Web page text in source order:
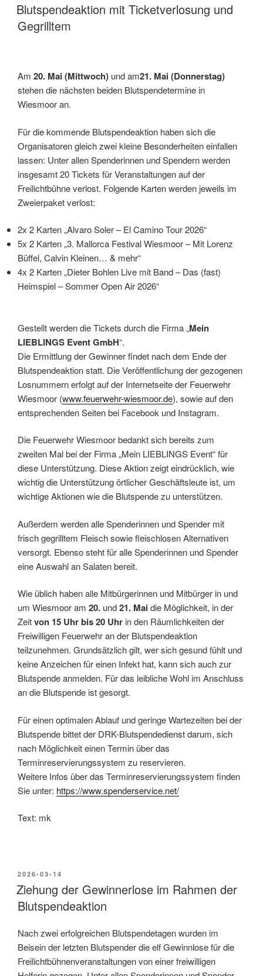
Blutspendeaktion mit Ticketverlosung und
Gegrilltem
Am 20. Mai (Mittwoch) und am21. Mai (Donnerstag)
stehen die nächsten beiden Blutspendetermine in
Wiesmoor an.
Für die kommende Blutspendeaktion haben sich die
Organisatoren gleich zwei kleine Besonderheiten einfallen
lassen: Unter allen Spenderinnen und Spendern werden
insgesamt 20 Tickets für Veranstaltungen auf der
Freilichtbühne verlost. Folgende Karten werden jeweils im
Zweierpaket verlost:
2x 2 Karten „Alvaro Soler – El Camino Tour 2026“
5x 2 Karten „3. Mallorca Festival Wiesmoor – Mit Lorenz
Büffel, Calvin Kleinen… & mehr“
4x 2 Karten „Dieter Bohlen Live mit Band – Das (fast)
Heimspiel – Sommer Open Air 2026“
Gestellt werden die Tickets durch die Firma „Mein
LIEBLINGS Event GmbH“.
Die Ermittlung der Gewinner findet nach dem Ende der
Blutspendeaktion statt. Die Veröffentlichung der gezogenen
Losnummern erfolgt auf der Internetseite der Feuerwehr
Wiesmoor (www.feuerwehr-wiesmoor.de), sowie auf den
entsprechenden Seiten bei Facebook und Instagram.
Die Feuerwehr Wiesmoor bedankt sich bereits zum
zweiten Mal bei der Firma „Mein LIEBLINGS Event“ für
diese Unterstützung. Diese Aktion zeigt eindrücklich, wie
wichtig die Unterstützung örtlicher Geschäftsleute ist, um
wichtige Aktionen wie die Blutspende zu unterstützen.
Außerdem werden alle Spenderinnen und Spender mit
frisch gegrilltem Fleisch sowie fleischlosen Alternativen
versorgt. Ebenso steht für alle Spenderinnen und Spender
eine Auswahl an Salaten bereit.
Wie üblich haben alle Mitbürgerinnen und Mitbürger in und
um Wiesmoor am 20. und21. Maidie Möglichkeit, in der
Zeitvon 15 Uhr bis 20 Uhr in den Räumlichkeiten der
Freiwilligen Feuerwehr an der Blutspendeaktion
teilzunehmen. Grundsätzlich gilt, wer sich gesund fühlt und
keine Anzeichen für einen Infekt hat, kann sich auch zur
Blutspende anmelden. Für das leibliche Wohl im Anschluss
an die Blutspende ist gesorgt.
Für einen optimalen Ablauf und geringe Wartezeiten bei der
Blutspende bittet der DRK-Blutspendedienst darum, sich
nach Möglichkeit einen Termin über das
Terminreservierungssystem zu reservieren.
Weitere Infos über das Terminreservierungssystem finden
Sie unter: https://www.spenderservice.net/
Text: mk
2026-03-14
Ziehung der Gewinnerlose im Rahmen der
Blutspendeaktion
Nach zwei erfolgreichen Blutspendetagen wurden im
Beisein der letzten Blutspender die elf Gewinnlose für die
Freilichtbühnenveranstaltungen von einer freiwilligen